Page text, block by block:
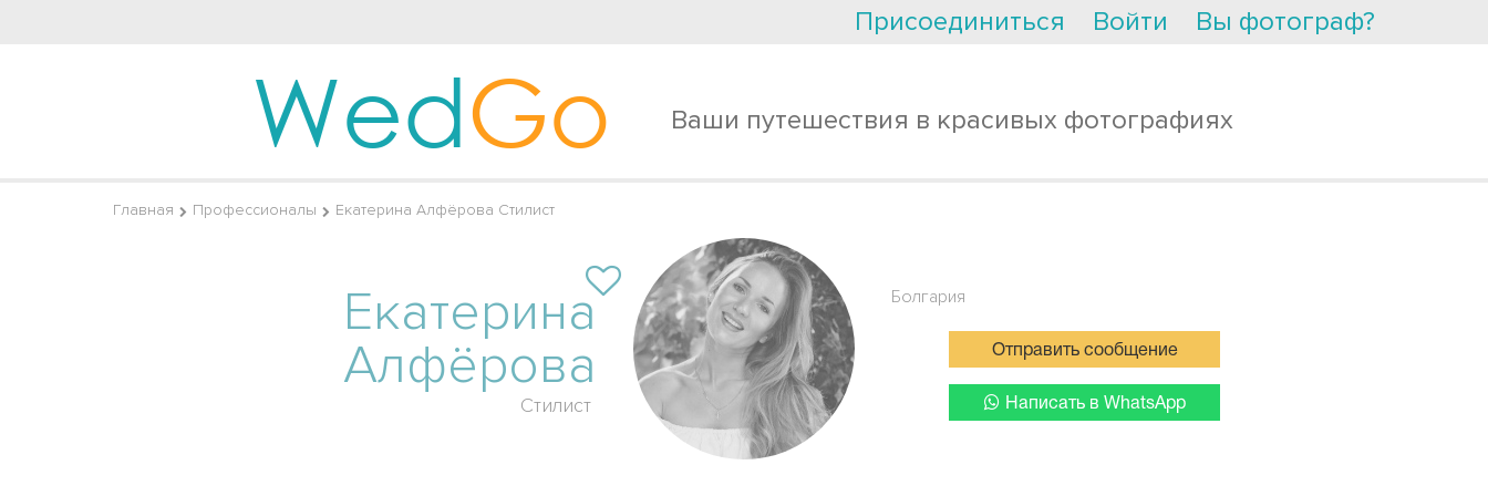
Присоединиться Войти Вы фотограф?
WedGo Ваши путешествия в красивых фотографиях
Главная Профессионалы Екатерина Алфёрова Стилист
Екатерина
Алфёрова
Стилист
Болгария
Отправить сообщение
Написать в WhatsApp